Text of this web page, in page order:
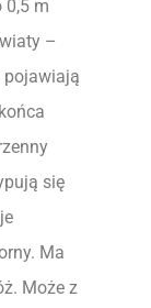
0,5 m
–
pojawiają
się
Ma
Może z